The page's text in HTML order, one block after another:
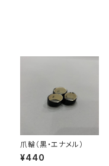
爪輪（黒・エナメル）
¥440